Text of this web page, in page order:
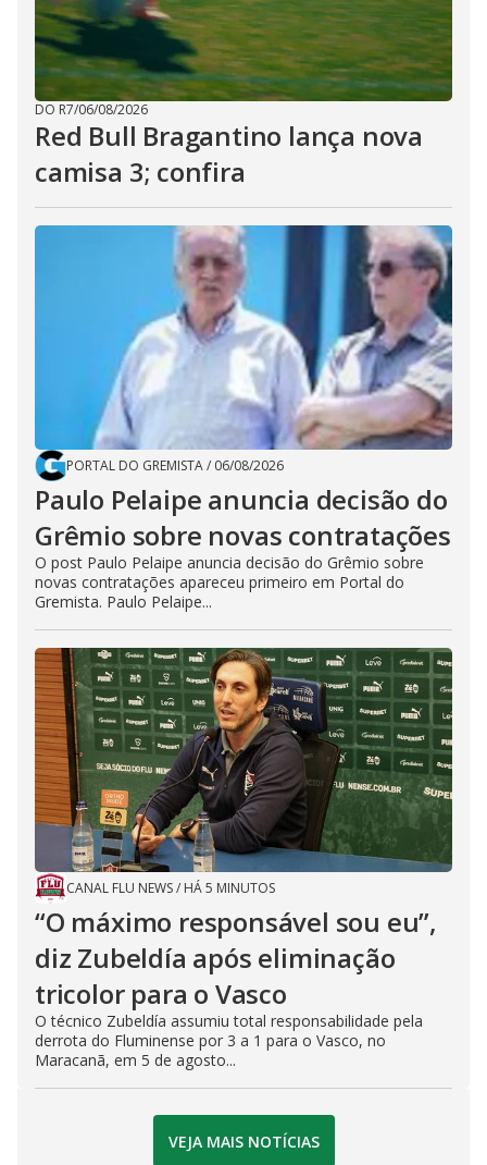
DO R7/06/08/2026
Red Bull Bragantino lança nova
camisa 3; confira
PORTAL DO GREMISTA/ 06/08/2026
Paulo Pelaipe anuncia decisão do
Grêmio sobre novas contratações
O post Paulo Pelaipe anuncia decisão do Grêmio sobre
novas contratações apareceu primeiro em Portal do
Gremista. Paulo Pelaipe...
CANAL FLU NEWS/ HÁ 5 MINUTOS
“O máximo responsável sou eu”,
diz Zubeldía após eliminação
tricolor para o Vasco
O técnico Zubeldía assumiu total responsabilidade pela
derrota do Fluminense por 3 a 1 para o Vasco, no
Maracanã, em 5 de agosto...
VEJA MAIS NOTÍCIAS